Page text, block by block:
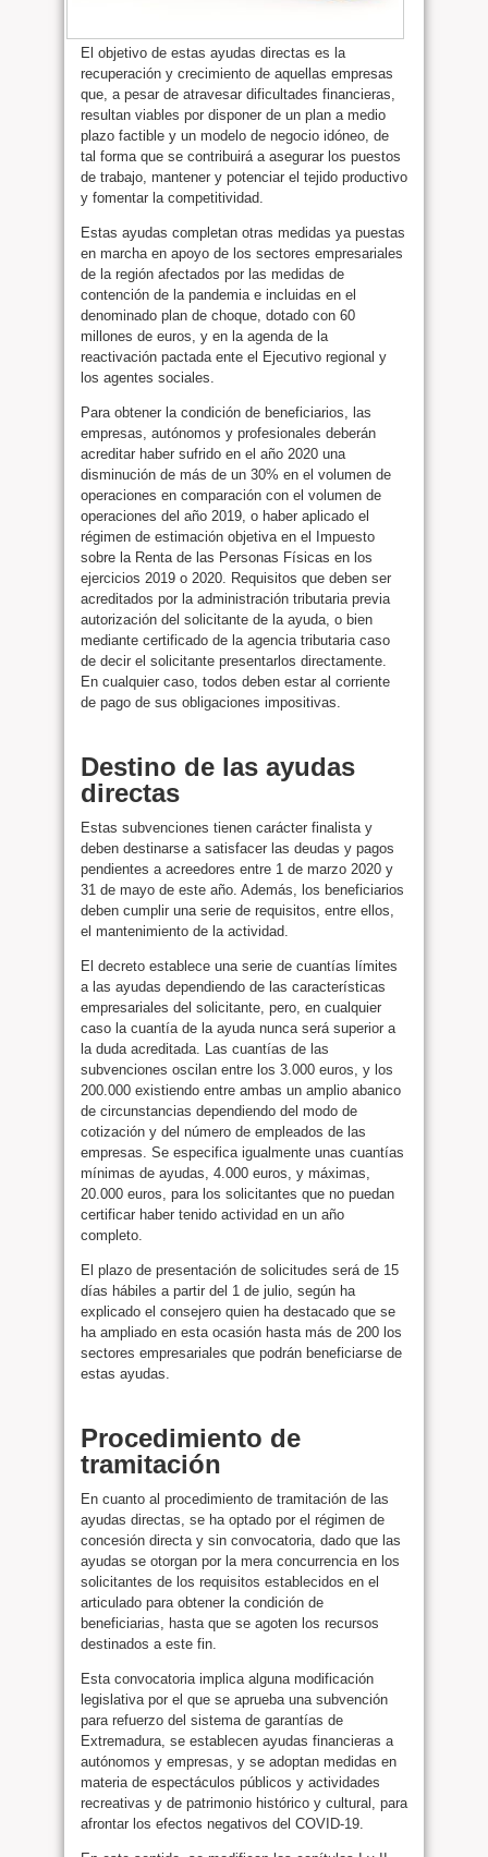
El objetivo de estas ayudas directas es la
recuperación y crecimiento de aquellas empresas
que, a pesar de atravesar dificultades financieras,
resultan viables por disponer de un plan a medio
plazo factible y un modelo de negocio idóneo, de
tal forma que se contribuirá a asegurar los puestos
de trabajo, mantener y potenciar el tejido productivo
y fomentar la competitividad.
Estas ayudas completan otras medidas ya puestas
en marcha en apoyo de los sectores empresariales
de la región afectados por las medidas de
contención de la pandemia e incluidas en el
denominado plan de choque, dotado con 60
millones de euros, y en la agenda de la
reactivación pactada ente el Ejecutivo regional y
los agentes sociales.
Para obtener la condición de beneficiarios, las
empresas, autónomos y profesionales deberán
acreditar haber sufrido en el año 2020 una
disminución de más de un 30% en el volumen de
operaciones en comparación con el volumen de
operaciones del año 2019, o haber aplicado el
régimen de estimación objetiva en el Impuesto
sobre la Renta de las Personas Físicas en los
ejercicios 2019 o 2020. Requisitos que deben ser
acreditados por la administración tributaria previa
autorización del solicitante de la ayuda, o bien
mediante certificado de la agencia tributaria caso
de decir el solicitante presentarlos directamente.
En cualquier caso, todos deben estar al corriente
de pago de sus obligaciones impositivas.
Destino de las ayudas
directas
Estas subvenciones tienen carácter finalista y
deben destinarse a satisfacer las deudas y pagos
pendientes a acreedores entre 1 de marzo 2020 y
31 de mayo de este año. Además, los beneficiarios
deben cumplir una serie de requisitos, entre ellos,
el mantenimiento de la actividad.
El decreto establece una serie de cuantías límites
a las ayudas dependiendo de las características
empresariales del solicitante, pero, en cualquier
caso la cuantía de la ayuda nunca será superior a
la duda acreditada. Las cuantías de las
subvenciones oscilan entre los 3.000 euros, y los
200.000 existiendo entre ambas un amplio abanico
de circunstancias dependiendo del modo de
cotización y del número de empleados de las
empresas. Se especifica igualmente unas cuantías
mínimas de ayudas, 4.000 euros, y máximas,
20.000 euros, para los solicitantes que no puedan
certificar haber tenido actividad en un año
completo.
El plazo de presentación de solicitudes será de 15
días hábiles a partir del 1 de julio, según ha
explicado el consejero quien ha destacado que se
ha ampliado en esta ocasión hasta más de 200 los
sectores empresariales que podrán beneficiarse de
estas ayudas.
Procedimiento de
tramitación
En cuanto al procedimiento de tramitación de las
ayudas directas, se ha optado por el régimen de
concesión directa y sin convocatoria, dado que las
ayudas se otorgan por la mera concurrencia en los
solicitantes de los requisitos establecidos en el
articulado para obtener la condición de
beneficiarias, hasta que se agoten los recursos
destinados a este fin.
Esta convocatoria implica alguna modificación
legislativa por el que se aprueba una subvención
para refuerzo del sistema de garantías de
Extremadura, se establecen ayudas financieras a
autónomos y empresas, y se adoptan medidas en
materia de espectáculos públicos y actividades
recreativas y de patrimonio histórico y cultural, para
afrontar los efectos negativos del COVID-19.